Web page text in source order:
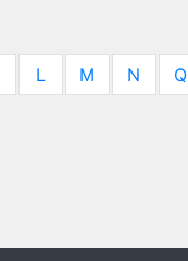
L M N Q